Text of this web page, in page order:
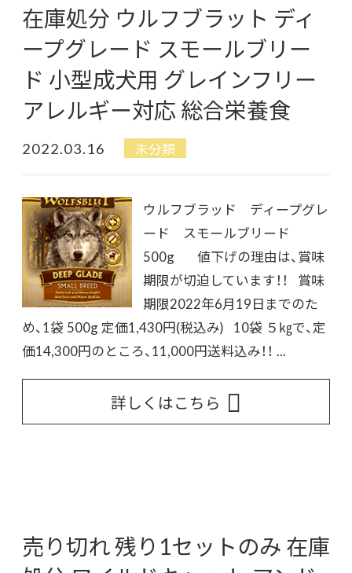
在庫処分 ウルフブラット ディ
ープグレード スモールブリー
ド 小型成犬用 グレインフリー
アレルギー対応 総合栄養食
2022.03.16 未分類
ウルフブラッド ディープグレ
ード スモールブリード
500g 値下げの理由は、賞味
期限が切迫しています！！ 賞味
期限2022年6月19日までのた
め、1袋 500g 定価1,430円(税込み) 10袋 ５㎏で、定
価14,300円のところ、11,000円送料込み！！ ...
詳しくはこちら
売り切れ 残り1セットのみ 在庫